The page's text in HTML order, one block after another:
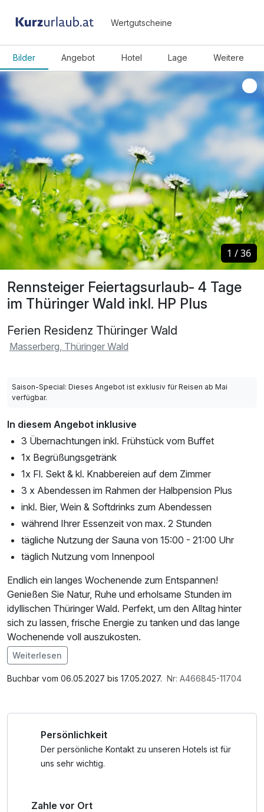
Wertgutscheine
Bilder Angebot Hotel Lage Weitere
Rennsteiger Feiertagsurlaub- 4 Tage
im Thüringer Wald inkl. HP Plus
Ferien Residenz Thüringer Wald
Masserberg, Thüringer Wald
1 /36
1 /36
Saison-Special: Dieses Angebot ist exklusiv für Reisen ab Mai
verfügbar.
In diesem Angebot inklusive
3 Übernachtungen inkl. Frühstück vom Buffet
1x Begrüßungsgetränk
1x Fl. Sekt & kl. Knabbereien auf dem Zimmer
3 x Abendessen im Rahmen der Halbpension Plus
inkl. Bier, Wein & Softdrinks zum Abendessen
während Ihrer Essenzeit von max. 2 Stunden
tägliche Nutzung der Sauna von 15:00 - 21:00 Uhr
täglich Nutzung vom Innenpool
Endlich ein langes Wochenende zum Entspannen!
Genießen Sie Natur, Ruhe und erholsame Stunden im
idyllischen Thüringer Wald. Perfekt, um den Alltag hinter
sich zu lassen, frische Energie zu tanken und das lange
Wochenende voll auszukosten.
Im Angebot enthalten
Saunabenutzung, W-LAN Nutzung / Internetnutzung
Weiterlesen
Buchbar vom 06.05.2027 bis 17.05.2027. Nr: A466845-11704
Persönlichkeit
Der persönliche Kontakt zu unseren Hotels ist für
uns sehr wichtig.
Zahle vor Ort